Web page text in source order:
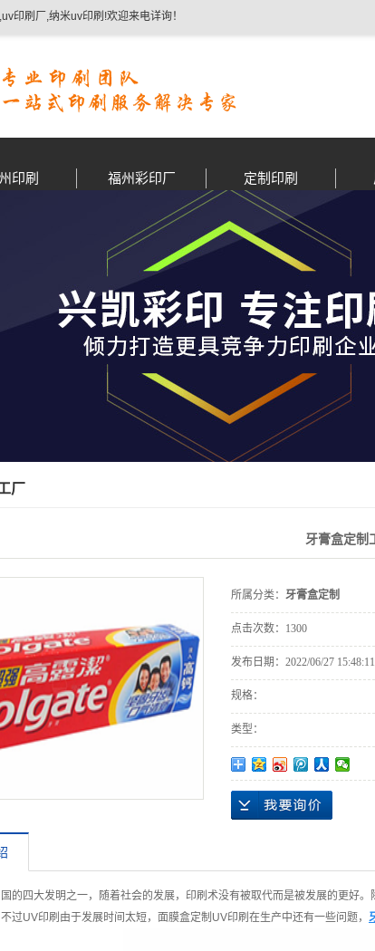
印刷厂,纳米uv印刷!欢迎来电详询！
印刷 福州彩印厂 定制印刷
厂
牙膏盒定制
所属分类： 牙膏盒定制
点击次数： 1300
发布日期： 2022/06/27 15:48:11
规格：
类型：
的四大发明之一，随着社会的发展，印刷术没有被取代而是被发展的更好。
过UV印刷由于发展时间太短，面膜盒定制UV印刷在生产中还有一些问题，